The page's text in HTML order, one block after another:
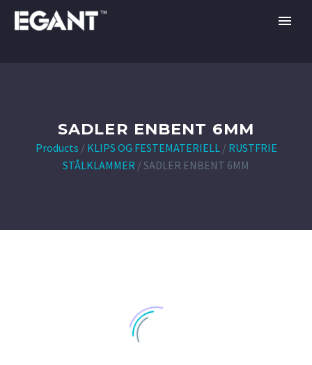
SADLER ENBENT 6MM
Products / KLIPS OG FESTEMATERIELL/ RUSTFRIE
STÅLKLAMMER / SADLER ENBENT 6MM